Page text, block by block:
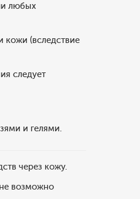
любых
кожи (вследствие
следует
и гелями.
через кожу.
возможно